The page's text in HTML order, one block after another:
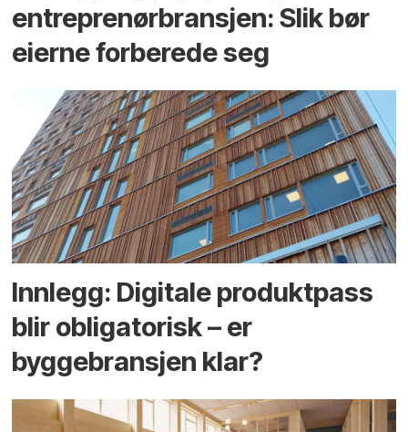
entreprenør­bransjen: Slik bør
eierne forberede seg
Innlegg: Digitale produktpass
blir obligatorisk – er
byggebransjen klar?